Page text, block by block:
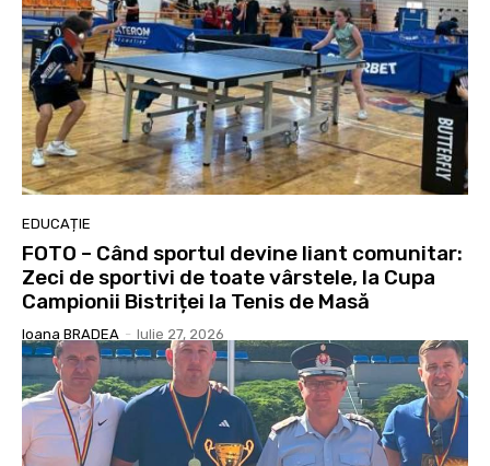
EDUCAȚIE
FOTO – Când sportul devine liant comunitar:
Zeci de sportivi de toate vârstele, la Cupa
Campionii Bistriței la Tenis de Masă
Ioana BRADEA - Iulie 27, 2026